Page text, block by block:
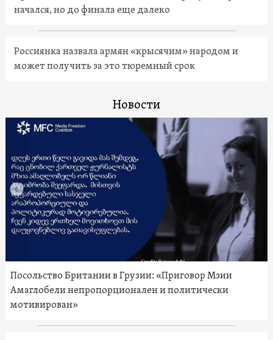
начался, но до финала еще далеко
Россиянка назвала армян «крысячим» народом и
может получить за это тюремный срок
Новости
Посольство Британии в Грузии: «Приговор Мзии
Амаглобели непропорционален и политически
мотивирован»